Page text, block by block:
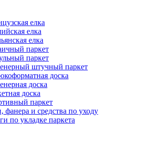
елка
елка
елка
паркет
паркет
штучный паркет
доска
доска
доска
паркет
фанера и средства по уходу
по укладке паркета